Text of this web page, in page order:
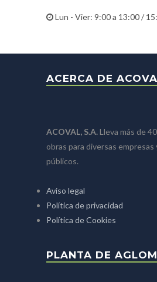
Lun - Vier: 9:00 a 13:00 /
ACERCA DE
ACOVAL, S.A.Lleva más de
obras para diversas empresas
públicos.
Aviso legal
Política de privacidad
Política de Cookies
PLANTA DE